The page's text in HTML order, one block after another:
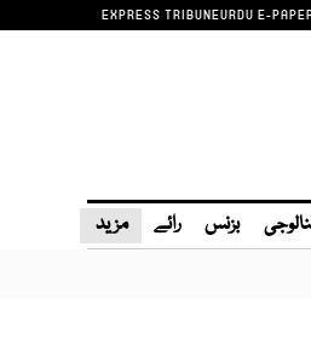
EXPRESS TRIBUNEURDU E-
بزنس رائے مزید